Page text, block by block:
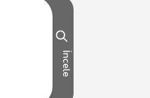
İncele